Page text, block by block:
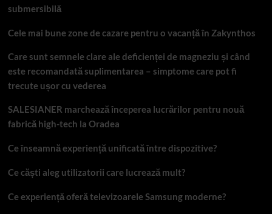
submersibilă
Cele mai bune zone de cazare pentru o vacanță în Zakynthos
Care sunt semnele clare ale deficienței de magneziu și când
este recomandată suplimentarea – simptome care pot fi
trecute ușor cu vederea
SALESIANER marchează începerea lucrărilor pentru nouă
fabrică high-tech la Oradea
Ce înseamnă experiență unificată între dispozitive?
Ce căști aleg utilizatorii care lucrează mult?
Ce experiență oferă televizoarele Samsung moderne?